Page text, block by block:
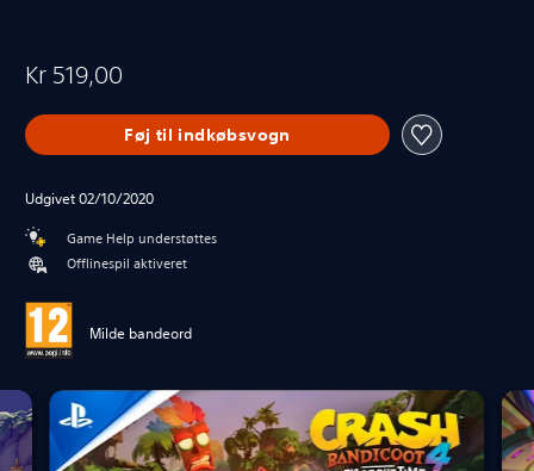
Kr 519,00
Føj til indkøbsvogn
Udgivet 02/10/2020
Game Help understøttes
Offlinespil aktiveret
Milde bandeord